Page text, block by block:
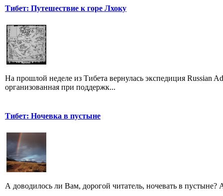
Тибет: Путешествие к горе Лхоку
На прошлой неделе из Тибета вернулась экспедиция Russian
организованная при поддержк...
Тибет: Ночевка в пустыне
А доводилось ли Вам, дорогой читатель, ночевать в